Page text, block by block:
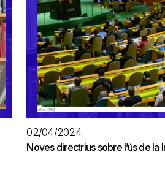
02/04/2024
Noves directrius sobre l’ús de la